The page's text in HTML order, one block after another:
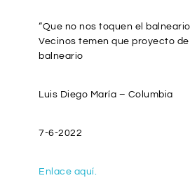
“Que no nos toquen el
Vecinos temen que proyecto de
balneario
Luis Diego María – Columbia
7-6-2022
Enlace aquí.